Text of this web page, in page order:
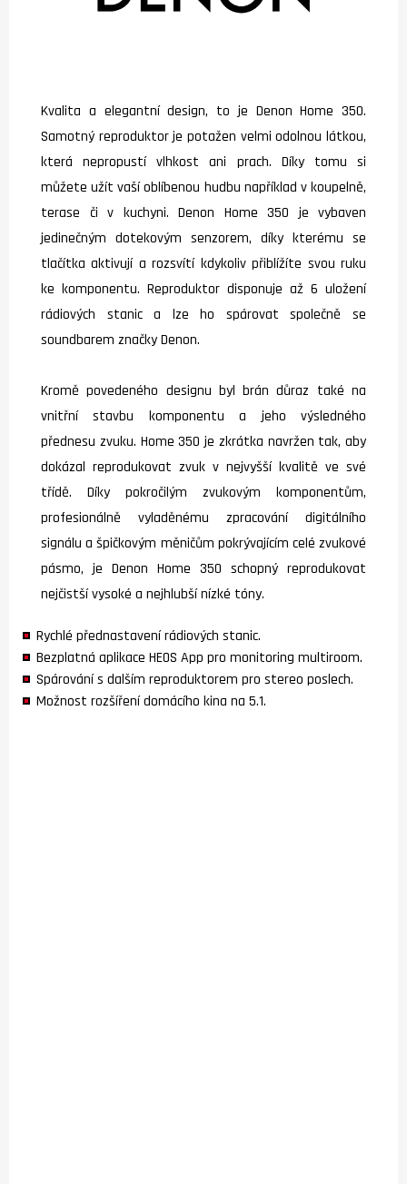
Kvalita a elegantní design, to je Denon Home 350.
Samotný reproduktor je potažen velmi odolnou látkou,
která nepropustí vlhkost ani prach. Díky tomu si
můžete užít vaší oblíbenou hudbu například v koupelně,
terase či v kuchyni. Denon Home 350 je vybaven
jedinečným dotekovým senzorem, díky kterému se
tlačítka aktivují a rozsvítí kdykoliv přiblížíte svou ruku
ke komponentu. Reproduktor disponuje až 6 uložení
rádiových stanic a lze ho spárovat společně se
soundbarem značky Denon.
Kromě povedeného designu byl brán důraz také na
vnitřní stavbu komponentu a jeho výsledného
přednesu zvuku. Home 350 je zkrátka navržen tak, aby
dokázal reprodukovat zvuk v nejvyšší kvalitě ve své
třídě. Díky pokročilým zvukovým komponentům,
profesionálně vyladěnému zpracování digitálního
signálu a špičkovým měničům pokrývajícím celé zvukové
pásmo, je Denon Home 350 schopný reprodukovat
nejčistší vysoké a nejhlubší nízké tóny.
Rychlé přednastavení rádiových stanic.
Bezplatná aplikace HEOS App pro monitoring multiroom.
Spárování s dalším reproduktorem pro stereo poslech.
Možnost rozšíření domácího kina na 5.1.